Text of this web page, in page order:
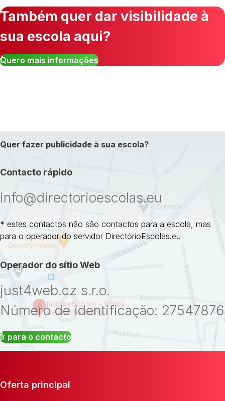
Também quer dar visibilidade à
sua escola aqui?
Quero mais informações
Quer fazer publicidade à sua escola?
Contacto rápido
info@directorioescolas.eu
* estes contactos não são contactos para a escola, mas
para o operador do servidor DirectórioEscolas.eu
Operador do sítio Web
just4web.cz s.r.o.
Número de identificação: 27547876
Ir para o contacto
Oferta principal